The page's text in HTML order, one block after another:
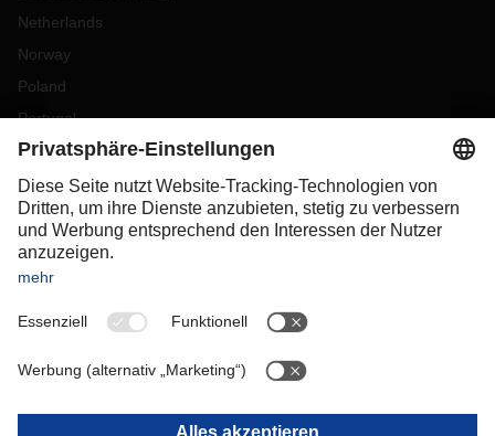
Netherlands
Norway
Poland
Portugal
Romania
Slovakia
Spain
Sweden
Switzerland
OCEANIA